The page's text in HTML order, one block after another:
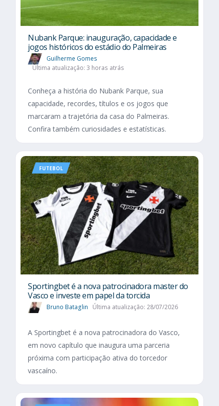
Nubank Parque: inauguração, capacidade e
jogos históricos do estádio do Palmeiras
Guilherme Gomes
Última atualização: 3 horas atrás
Conheça a história do Nubank Parque, sua
capacidade, recordes, títulos e os jogos que
marcaram a trajetória da casa do Palmeiras.
Confira também curiosidades e estatísticas.
FUTEBOL
Sportingbet é a nova patrocinadora master do
Vasco e investe em papel da torcida
Bruno Bataglin Última atualização: 28/07/2026
A Sportingbet é a nova patrocinadora do Vasco,
em novo capítulo que inaugura uma parceria
próxima com participação ativa do torcedor
vascaíno.